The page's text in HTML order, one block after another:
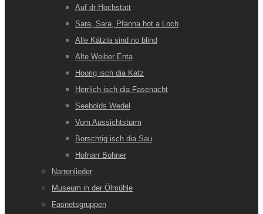
Auf dr Hochstatt
Sara, Sara, Pfanna hot a Loch
Alle Kätzla sind no blind
Alte Weiber Enta
Hoorig isch dia Katz
Herrlich isch dia Fasenacht
Seebolds Wedel
Vom Aussichtsturm
Borschtig isch dia Sau
Hofnarr Bohner
Narrenlieder
Museum in der Ölmühle
Fasnetsgruppen